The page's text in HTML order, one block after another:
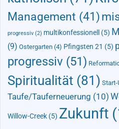
Management (41)
progressiv (2) multikonfessionell (5)
(9) Ostergarten (4) Pfingsten 21 (5)
progressiv (51)
Spiritualität (81) Start-
Taufe/Tauferneuerung (10)
Willow-Creek (5) Zukunft